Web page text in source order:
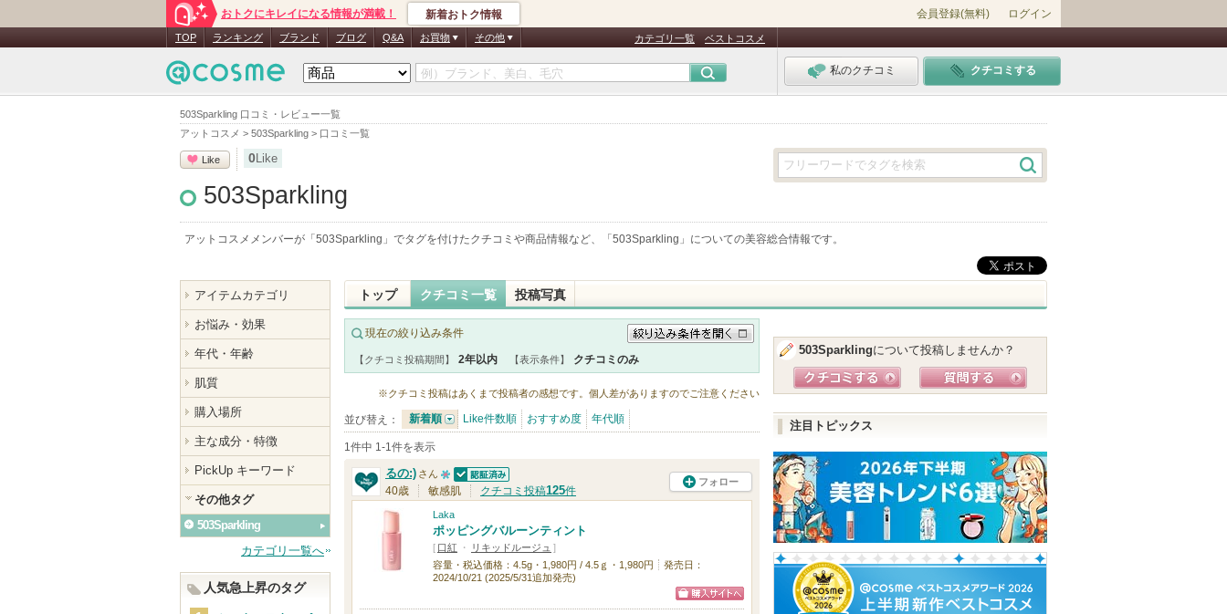
503Sparkling 口コミ・レビュー一覧
アットコスメ > 503Sparkling > 口コミ一覧
おトクにキレイになる情報が満載！ 新着おトク情報 会員登録(無料) ログイン
TOP ランキング ブランド ブログ Q&A お買物 その他 カテゴリ一覧 ベストコスメ
私のクチコミ クチコミする
Like 0Like
503Sparkling
アットコスメメンバーが「 503Sparkling 」でタグを付けたクチコミや商品情報など、「 503Sparkling 」についての美容総合情報です。
トップ クチコミ一覧 投稿写真
現在の絞り込み条件
絞り込み条件を開く
【クチコミ投稿期間】 2年以内 【表示条件】 クチコミのみ
※クチコミ投稿はあくまで投稿者の感想です。個人差がありますのでご注意ください
並び替え： 新着順 Like件数順 おすすめ度 年代順
1件中 1-1件を表示
るの:) さん
1
0
人
以
上
の
認証済
40歳 敏感肌 クチコミ投稿125件
フォロー
Laka
ポッピングバルーンティント
[ 口紅 ・ リキッドルージュ ]
容量・税込価格：4.5g・1,980円 / 4.5ｇ・1,980円
発売日：
2024/10/21 (2025/5/31追加発売)
503Sparklingについて投稿しませんか？
注目トピックス
アイテムカテゴリ
お悩み・効果
年代・年齢
肌質
購入場所
主な成分・特徴
PickUp キーワード
その他タグ
503Sparkling
カテゴリ一覧へ
人気急上昇のタグ